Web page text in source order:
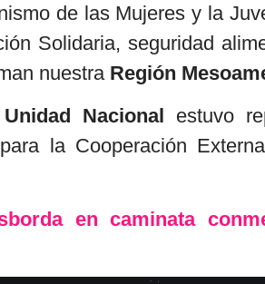
de las Mujeres y la
Solidaria, seguridad
nuestra Región
Nacional estuvo
la Cooperación
en caminata